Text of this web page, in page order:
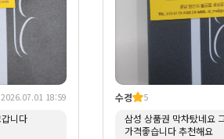
2026.07.01 18:59
니다
수경 5
삼성 상품권 막차탔네요
가격좋습니다 추천해요